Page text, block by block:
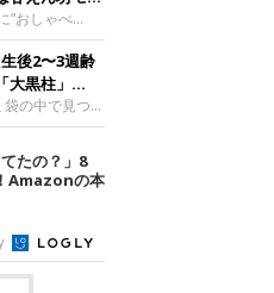
飼い主
トキャッ
に撮影された
食べたむうち
夫婦のベッド
。飼い主さ
@Kingponzu
）ユーザー
モちゃん（取
ちらは、モ
撮影された一
ョンの駐輪場
ん。
が35℃を
“おしゃべ
。1才になった
ンとします。
かを伝える
もちゃん。
、Instagram
カン）です。
が生後2カ月
撮影された
慣れてもらう
ごしていまし
ち
後2〜3週齢
黒柱」
た姿にグッ
の中で見つか
てられたその
存在へと成長
かった、ミニ
歩きをしてい
のドンちゃ
るのは、
さん
、推定6才／
たの？」8
Amazonの本